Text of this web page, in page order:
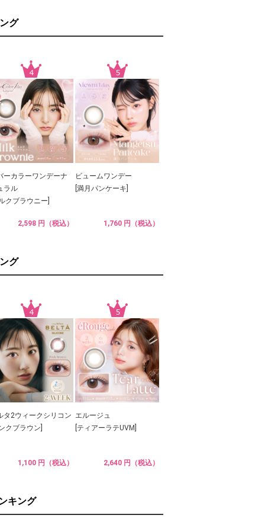
グ
ーカラーワンデーナ
ラル
クブラウニー]
2,598 円（税込）
ビュームワンデー
[満月パンケーキ]
1,760 円（税込）
グ
タ2ウィークシリコン
クブラウン]
1,100 円（税込）
エルージュ
[ティアーラテUVM]
2,640 円（税込）
キング